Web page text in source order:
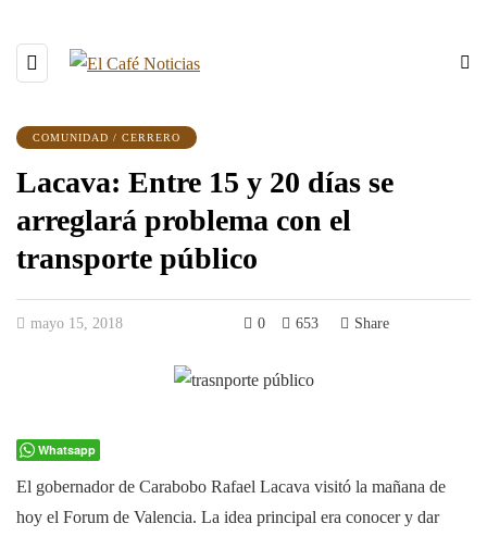
COMUNIDAD / CERRERO
Lacava: Entre 15 y 20 días se
arreglará problema con el
transporte público
mayo 15, 2018 0 653 Share
Whatsapp
El gobernador de Carabobo Rafael Lacava visitó la mañana de
hoy el Forum de Valencia. La idea principal era conocer y dar